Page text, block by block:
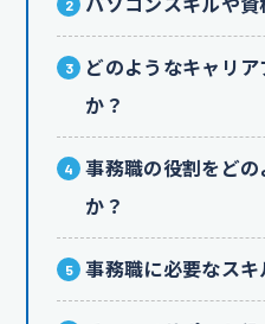
どのようなキャリ
か？
事務職の役割をど
か？
事務職に必要なスキ